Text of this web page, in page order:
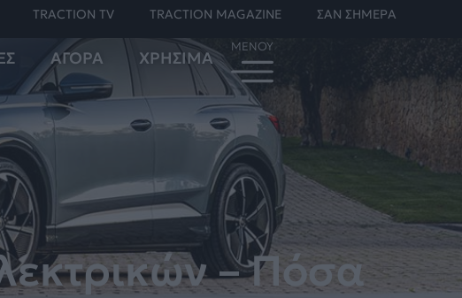
TRACTION TV TRACTION MAGAZINE ΣΑΝ ΣΗΜΕΡΑ
ΑΓΟΡΑ ΧΡΗΣΙΜΑ
– Πόσα